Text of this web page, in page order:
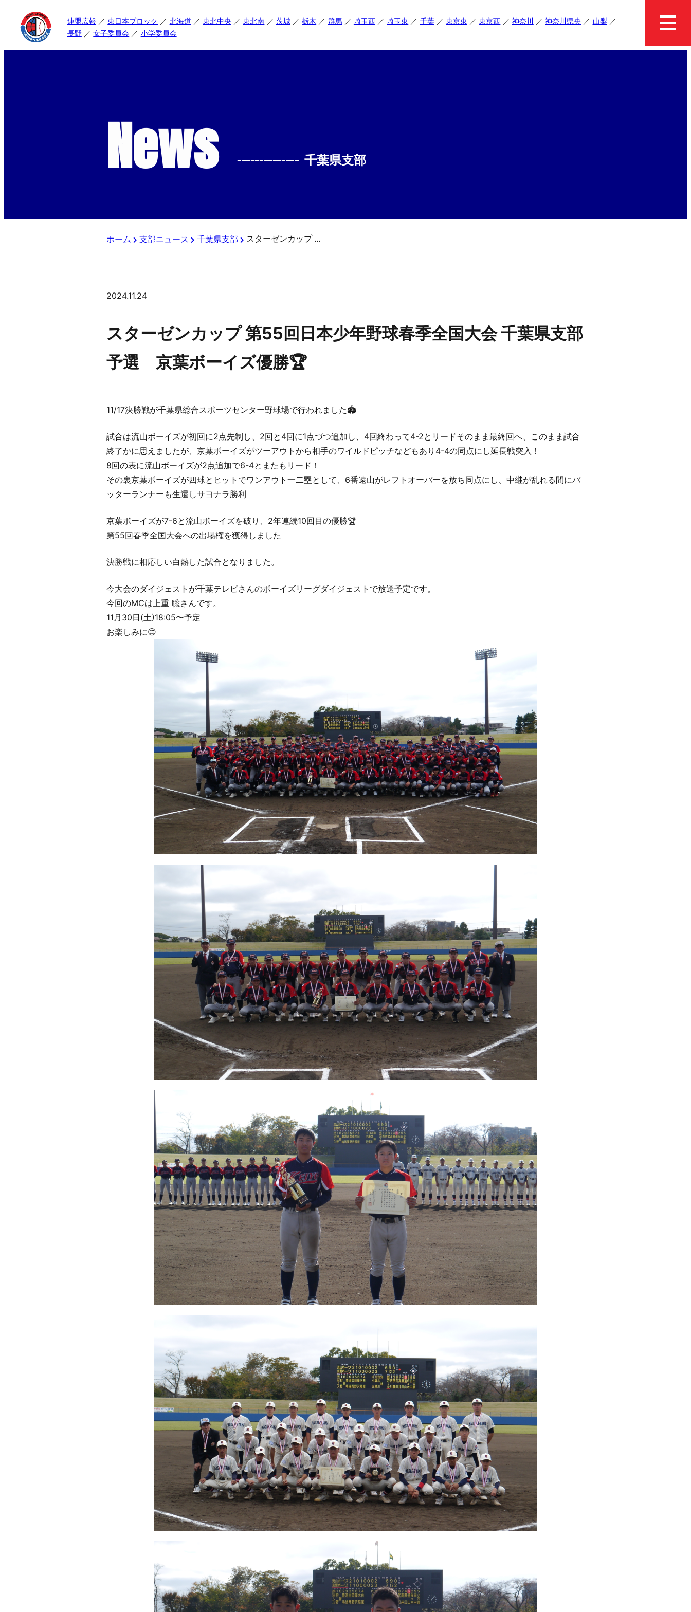
連盟広報 東日本ブロック 北海道 東北中央 東北南 茨城 栃木 群馬 埼玉西 埼玉東 千葉 東京東 東京西 神奈川 神奈川県央
山梨
長野
女子委員会 小学委員会
News -------------- 千葉県支部
ホーム 支部ニュース 千葉県支部 スターゼンカップ 第55回日本少年野球春季全国大会 千葉県支部予選 京葉ボーイズ優勝🏆
2024.11.24
スターゼンカップ 第55回日本少年野球春季全国大会 千葉県支部
予選 京葉ボーイズ優勝🏆
11/17決勝戦が千葉県総合スポーツセンター野球場で行われました🏟️
試合は流山ボーイズが初回に2点先制し、2回と4回に1点づつ追加し、4回終わって4-2とリードそのまま最終回へ、このまま試合
終了かに思えましたが、京葉ボーイズがツーアウトから相手のワイルドピッチなどもあり4-4の同点にし延長戦突入！
8回の表に流山ボーイズが2点追加で6-4とまたもリード！
その裏京葉ボーイズが四球とヒットでワンアウト一二塁として、6番遠山がレフトオーバーを放ち同点にし、中継が乱れる間にバ
ッターランナーも生還しサヨナラ勝利
京葉ボーイズが7-6と流山ボーイズを破り、2年連続10回目の優勝🏆
第55回春季全国大会への出場権を獲得しました
決勝戦に相応しい白熱した試合となりました。
今大会のダイジェストが千葉テレビさんのボーイズリーグダイジェストで放送予定です。
今回のMCは上重 聡さんです。
11月30日(土)18:05〜予定
お楽しみに😊